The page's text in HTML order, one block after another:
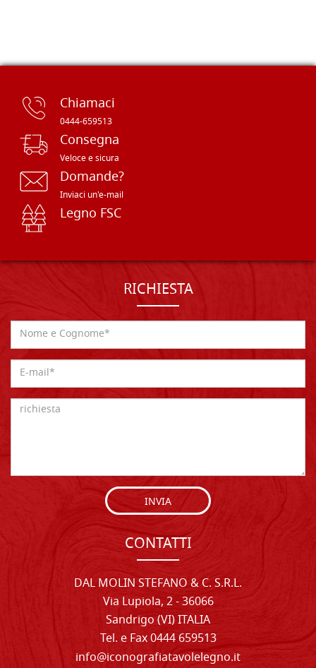
Chiamaci
0444-659513
Consegna
Veloce e sicura
Domande?
Inviaci un'e-mail
Legno FSC
RICHIESTA
INVIA
CONTATTI
DAL MOLIN STEFANO & C. S.R.L.
Via Lupiola, 2 - 36066
Sandrigo (VI) ITALIA
Tel. e Fax 0444 659513
info@iconografiatavolelegno.it